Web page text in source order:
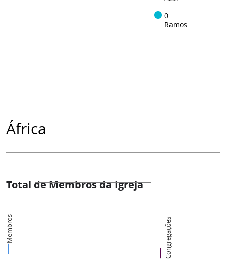
0
Ramos
África
Total de Membros da Igreja
Membros Congregações